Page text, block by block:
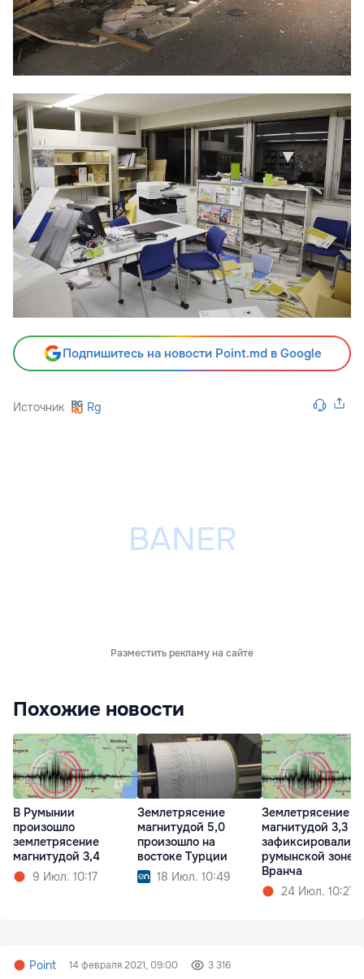
Подпишитесь на новости Point.md в Google
Источник Rg
Разместить рекламу на сайте
Похожие новости
В Румынии
произошло
землетрясение
магнитудой 3,4
9 Июл. 10:17
Землетрясение
магнитудой 5,0
произошло на
востоке Турции
18 Июл. 10:49
Землетрясение
магнитудой 3,3
зафиксировали в
румынской зоне
Вранча
24 Июл. 10:27
Point 14 февраля 2021, 09:00 3 316